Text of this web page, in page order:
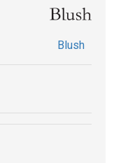
Blush